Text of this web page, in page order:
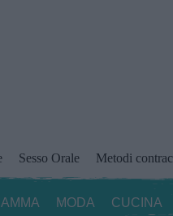
Sesso Orale Metodi
MODA CUCINA